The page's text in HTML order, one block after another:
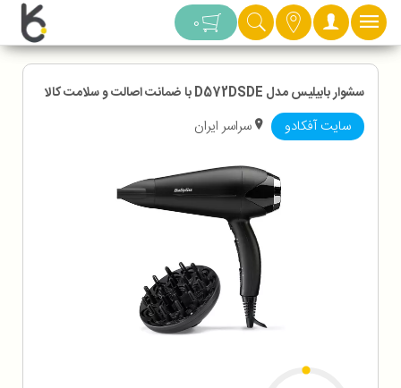
دسته بندی 0
سشوار بابیلیس مدل D572DSDE با ضمانت اصالت و سلامت کالا
سایت آفکادو سراسر ایران